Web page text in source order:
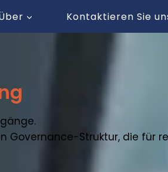
Kontaktieren Sie
Governance-Struktur, die für